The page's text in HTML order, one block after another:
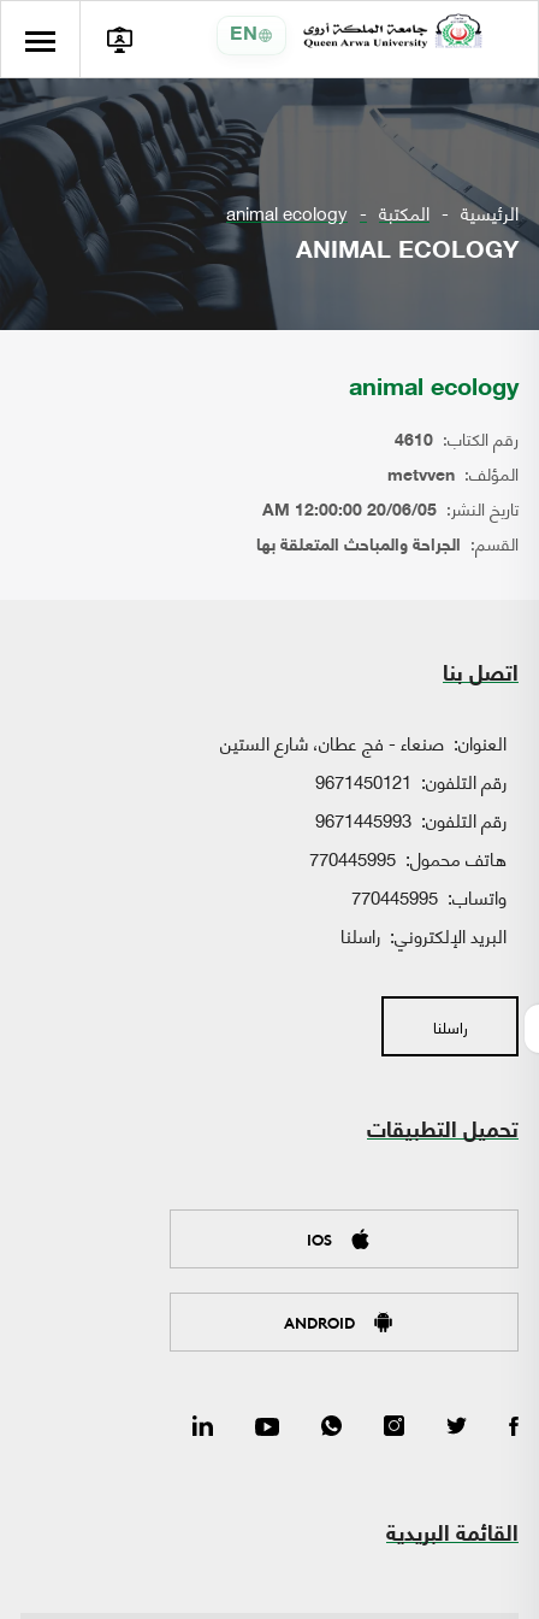
EN
الرئيسية المكتبة animal ecology
ANIMAL ECOLOGY
animal ecology
رقم الكتاب: 4610
المؤلف: metvven
تاريخ النشر: 20/06/05 12:00:00 AM
القسم: الجراحة والمباحث المتعلقة بها
اتصل بنا
العنوان: صنعاء - فج عطان، شارع الستين
رقم التلفون: 9671450121
رقم التلفون: 9671445993
هاتف محمول: 770445995
واتساب:
البريد الإلكتروني: راسلنا
راسلنا
تحميل التطبيقات
IOS
ANDROID
القائمة البريدية